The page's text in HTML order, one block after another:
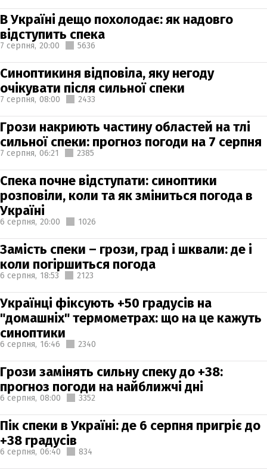
В Україні дещо похолодає: як надовго
відступить спека
7 серпня, 20:00 5636
Синоптикиня відповіла, яку негоду
очікувати після сильної спеки
7 серпня, 08:00 2433
Грози накриють частину областей на тлі
сильної спеки: прогноз погоди на 7 серпня
7 серпня, 06:21 2385
Спека почне відступати: синоптики
розповіли, коли та як зміниться погода в
Україні
6 серпня, 20:00 1026
Замість спеки – грози, град і шквали: де і
коли погіршиться погода
6 серпня, 18:53 2123
Українці фіксують +50 градусів на
"домашніх" термометрах: що на це кажуть
синоптики
6 серпня, 16:46 2340
Грози замінять сильну спеку до +38:
прогноз погоди на найближчі дні
6 серпня, 08:00 3352
Пік спеки в Україні: де 6 серпня пригріє до
+38 градусів
6 серпня, 06:40 834